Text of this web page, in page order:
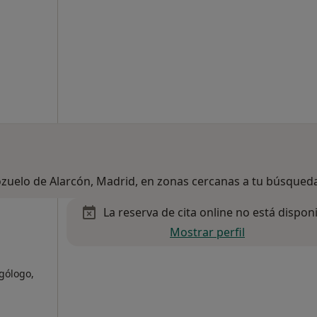
de Alarcón, Madrid, en zonas cercanas a tu
La reserva de cita online no está
Mostrar perfil